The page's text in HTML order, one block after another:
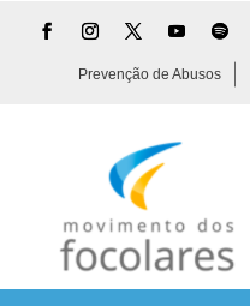
Prevenção de Abusos